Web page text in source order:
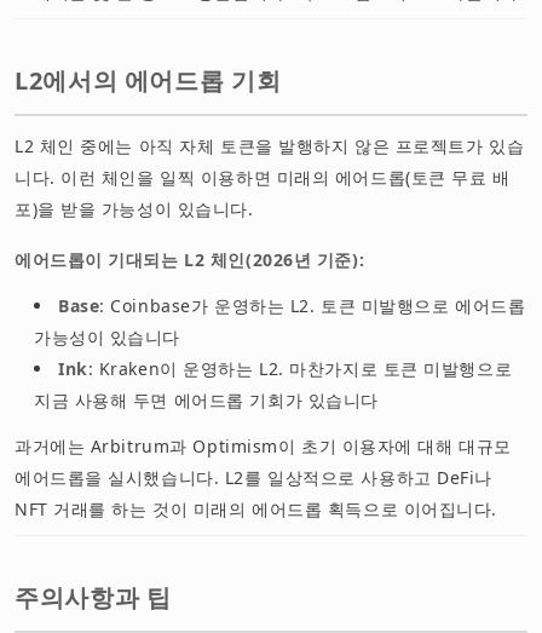
L2에서의 에어드롭 기회
L2 체인 중에는 아직 자체 토큰을 발행하지 않은 프로젝트가 있습
니다. 이런 체인을 일찍 이용하면 미래의 에어드롭(토큰 무료 배
포)을 받을 가능성이 있습니다.
에어드롭이 기대되는 L2 체인(2026년 기준):
Base: Coinbase가 운영하는 L2. 토큰 미발행으로 에어드롭
가능성이 있습니다
Ink: Kraken이 운영하는 L2. 마찬가지로 토큰 미발행으로
지금 사용해 두면 에어드롭 기회가 있습니다
과거에는 Arbitrum과 Optimism이 초기 이용자에 대해 대규모
에어드롭을 실시했습니다. L2를 일상적으로 사용하고 DeFi나
NFT 거래를 하는 것이 미래의 에어드롭 획득으로 이어집니다.
주의사항과 팁